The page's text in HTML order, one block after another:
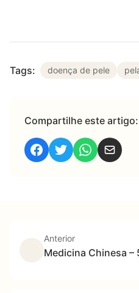
Tags: doença de pele
Compartilhe este artigo:
Anterior
Medicina Chinesa –